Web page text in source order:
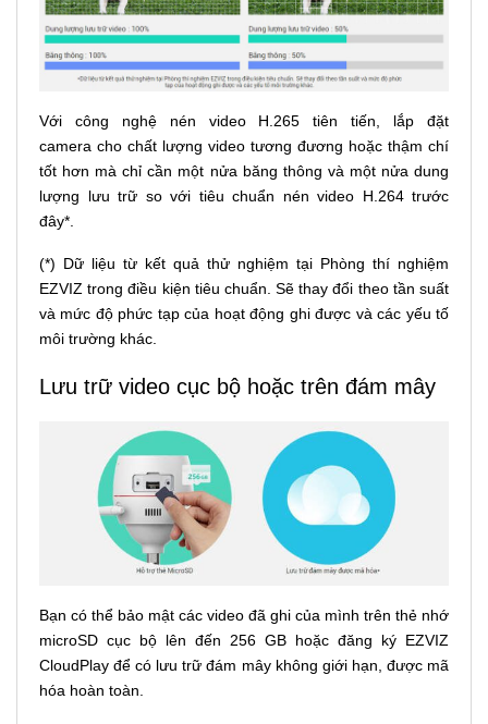
Với công nghệ nén video H.265 tiên tiến, lắp đặt
camera cho chất lượng video tương đương hoặc thậm chí
tốt hơn mà chỉ cần một nửa băng thông và một nửa dung
lượng lưu trữ so với tiêu chuẩn nén video H.264 trước
đây*.
(*) Dữ liệu từ kết quả thử nghiệm tại Phòng thí nghiệm
EZVIZ trong điều kiện tiêu chuẩn. Sẽ thay đổi theo tần suất
và mức độ phức tạp của hoạt động ghi được và các yếu tố
môi trường khác.
Lưu trữ video cục bộ hoặc trên đám mây
Bạn có thể bảo mật các video đã ghi của mình trên thẻ nhớ
microSD cục bộ lên đến 256 GB hoặc đăng ký EZVIZ
CloudPlay để có lưu trữ đám mây không giới hạn, được mã
hóa hoàn toàn.